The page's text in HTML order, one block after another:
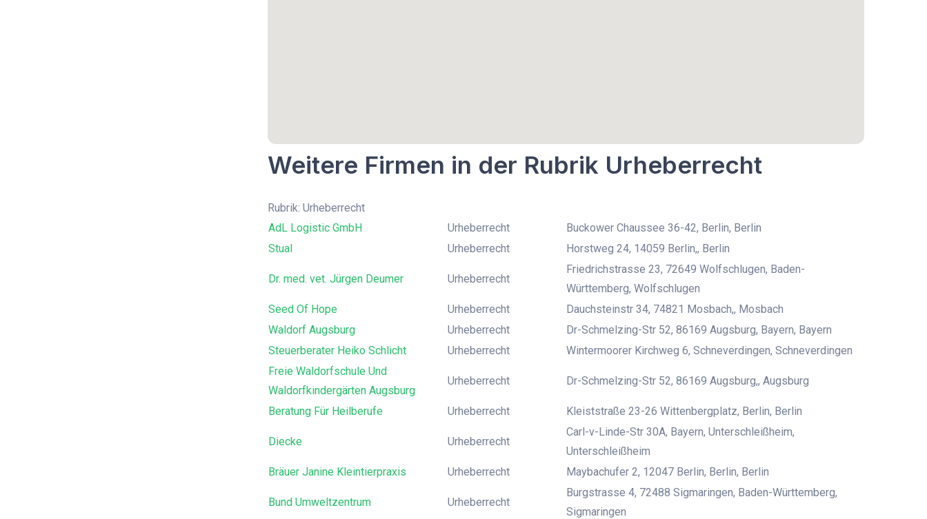
Weitere Firmen in der Rubrik Urheberrecht
Rubrik: Urheberrecht
AdL Logistic GmbH
Urheberrecht
Buckower Chaussee 36-42, Berlin, Berlin
Stual
Urheberrecht Horstweg 24, 14059 Berlin,, Berlin
Dr. med. vet. Jürgen Deumer Urheberrecht
Friedrichstrasse 23, 72649 Wolfschlugen, Baden-
Württemberg, Wolfschlugen
Seed Of Hope
Urheberrecht
Dauchsteinstr 34, 74821 Mosbach,, Mosbach
Waldorf Augsburg
Urheberrecht
Dr-Schmelzing-Str 52, 86169 Augsburg, Bayern, Bayern
Steuerberater Heiko Schlicht
Urheberrecht
Wintermoorer Kirchweg 6, Schneverdingen, Schneverdingen
Freie Waldorfschule Und
Waldorfkindergärten Augsburg
Urheberrecht Dr-Schmelzing-Str 52, 86169 Augsburg,, Augsburg
Beratung Für Heilberufe Urheberrecht Kleiststraße 23-26 Wittenbergplatz, Berlin, Berlin
Diecke Urheberrecht
Carl-v-Linde-Str 30A, Bayern, Unterschleißheim,
Unterschleißheim
Bräuer Janine Kleintierpraxis
Urheberrecht Maybachufer 2, 12047 Berlin, Berlin, Berlin
Bund Umweltzentrum Urheberrecht
Burgstrasse 4, 72488 Sigmaringen, Baden-Württemberg,
Sigmaringen